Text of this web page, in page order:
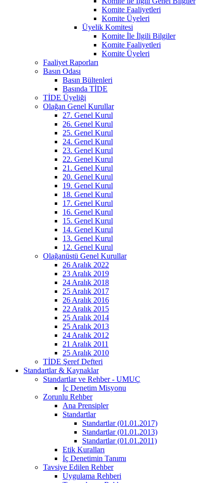
Komite Faaliyetleri
Komite Üyeleri
Üyelik Komitesi
Komite İle İlgili Bilgiler
Komite Faaliyetleri
Komite Üyeleri
Faaliyet Raporları
Basın Odası
Basın Bültenleri
Basında TİDE
TİDE Üyeliği
Olağan Genel Kurullar
27. Genel Kurul
26. Genel Kurul
25. Genel Kurul
24. Genel Kurul
23. Genel Kurul
22. Genel Kurul
21. Genel Kurul
20. Genel Kurul
19. Genel Kurul
18. Genel Kurul
17. Genel Kurul
16. Genel Kurul
15. Genel Kurul
14. Genel Kurul
13. Genel Kurul
12. Genel Kurul
Olağanüstü Genel Kurullar
26 Aralık 2022
23 Aralık 2019
24 Aralık 2018
25 Aralık 2017
26 Aralık 2016
22 Aralık 2015
25 Aralık 2014
25 Aralık 2013
24 Aralık 2012
21 Aralık 2011
25 Aralık 2010
TİDE Şeref Defteri
Standartlar & Kaynaklar
Standartlar ve Rehber - UMUÇ
İç Denetim Misyonu
Zorunlu Rehber
Ana Prensipler
Standartlar
Standartlar (01.01.2017)
Standartlar (01.01.2013)
Standartlar (01.01.2011)
Etik Kuralları
İç Denetimin Tanımı
Tavsiye Edilen Rehber
Uygulama Rehberi